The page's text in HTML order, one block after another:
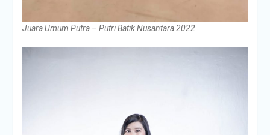
Juara Umum Putra – Putri Batik Nusantara 2022